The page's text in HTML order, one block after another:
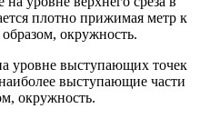
плотно прижимая метр к
окружность.
уровне выступающих точек
выступающие части
окружность.